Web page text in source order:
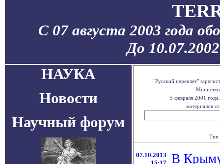
С 07 августа 2003 года
До
НАУКА
Новости
Научный форум
"Русский переплет"
5 февраля 2001
материалов
Тип
07.10.2013
В